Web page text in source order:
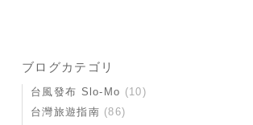
ブログカテゴリ
台風發布 Slo-Mo (10)
台灣旅遊指南 (86)